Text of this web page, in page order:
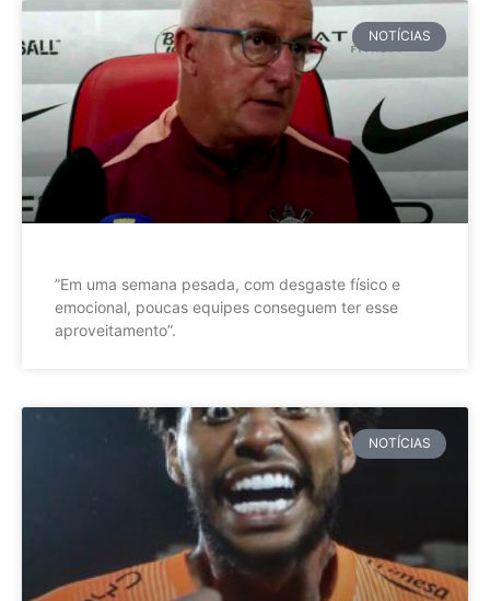
NOTÍCIAS
”Em uma semana pesada, com desgaste físico e
emocional, poucas equipes conseguem ter esse
aproveitamento”.
NOTÍCIAS